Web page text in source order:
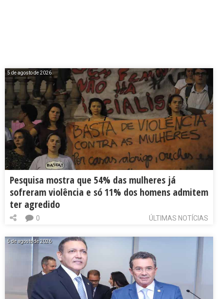
5 de agosto de 2026
Pesquisa mostra que 54% das mulheres já
sofreram violência e só 11% dos homens admitem
ter agredido
ÚLTIMAS NOTÍCIAS
0
5 de agosto de 2026